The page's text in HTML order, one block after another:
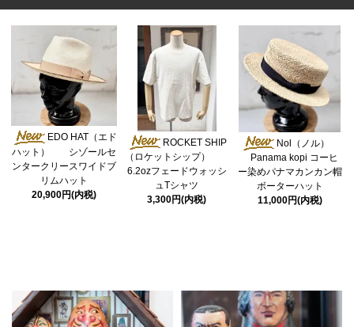
EDO HAT（エド
ハット） シゾールセ
ンタークリースワイドブ
リムハット
20,900円(内税)
ROCKET SHIP
（ロケットシップ）
6.2ozフェードウォッシ
ュTシャツ
3,300円(内税)
Nol（ノル）
Panama kopi コーヒ
ー染めパナマカンカン帽
ボーターハット
11,000円(内税)